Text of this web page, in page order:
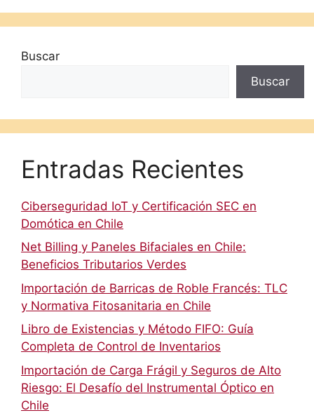
Buscar
Buscar
Entradas Recientes
Ciberseguridad IoT y Certificación SEC en
Domótica en Chile
Net Billing y Paneles Bifaciales en Chile:
Beneficios Tributarios Verdes
Importación de Barricas de Roble Francés: TLC
y Normativa Fitosanitaria en Chile
Libro de Existencias y Método FIFO: Guía
Completa de Control de Inventarios
Importación de Carga Frágil y Seguros de Alto
Riesgo: El Desafío del Instrumental Óptico en
Chile